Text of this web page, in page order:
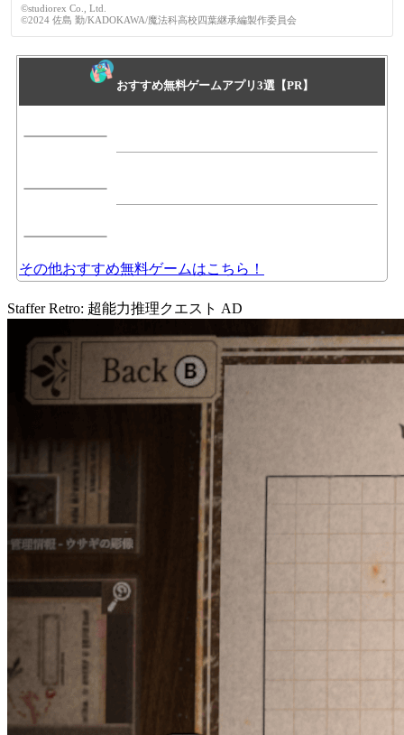
©studiorex Co., Ltd.
©2024 佐島 勤/KADOKAWA/魔法科高校四葉継承編製作委員会
おすすめ無料ゲームアプリ3選【PR】
その他おすすめ無料ゲームはこちら！
Staffer Retro: 超能力推理クエスト AD